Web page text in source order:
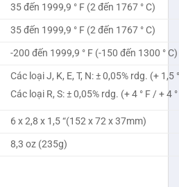
35 đến 1999,9 ° F (2 đến 1767 ° C)
35 đến 1999,9 ° F (2 đến 1767 ° C)
-200 đến 1999,9 ° F (-150 đến 1300 ° C)
Các loại J, K, E, T, N: ± 0,05% rdg. (+ 1,5
Các loại R, S: ± 0,05% rdg. (+ 4 ° F / + 4
6 x 2,8 x 1,5 “(152 x 72 x 37mm)
8,3 oz (235g)